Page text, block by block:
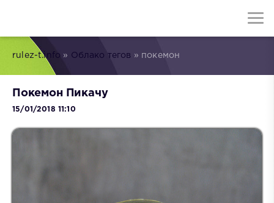
rulez-t.info » Облако тегов » покемон
Покемон Пикачу
15/01/2018 11:10